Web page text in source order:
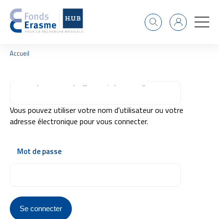
RechercheIdentifiant
F
r
i
Accueil
Connexion par nom d'utilisateur/adresse mail
Vous pouvez utiliser votre nom d'utilisateur ou votre
adresse électronique pour vous connecter.
Mot de passe